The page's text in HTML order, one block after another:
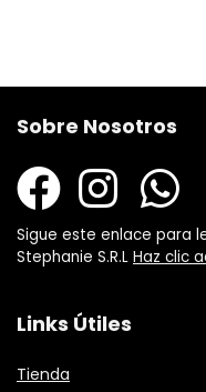
Sobre Nosotros
Sigue este enlace para
Stephanie S.R.L Haz clic
Links Útiles
Tienda